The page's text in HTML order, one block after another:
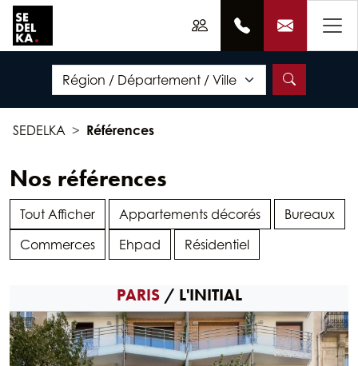
SEDELKA Références
Nos références
Tout Afficher Appartements décorés
Bureaux
Commerces
Ehpad Résidentiel
PARIS / L'INITIAL